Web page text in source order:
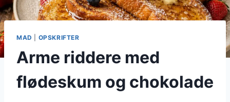
MAD OPSKRIFTER
Arme riddere med
flødeskum og chokolade